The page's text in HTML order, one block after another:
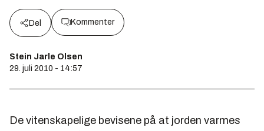
Del Kommenter
Stein Jarle Olsen
29. juli 2010 - 14:57
De vitenskapelige bevisene på at jorden varmes